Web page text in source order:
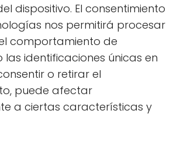
dispositivo. El consentimiento
nos permitirá procesar
comportamiento de
identificaciones únicas en
o retirar el
puede afectar
a ciertas características y